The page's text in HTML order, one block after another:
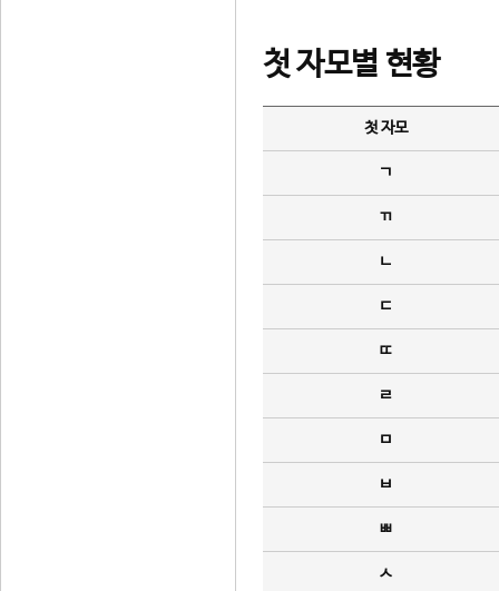
첫 자모별 현황
첫 자모
ㄱ
ㄲ
ㄴ
ㄷ
ㄸ
ㄹ
ㅁ
ㅂ
ㅃ
ㅅ